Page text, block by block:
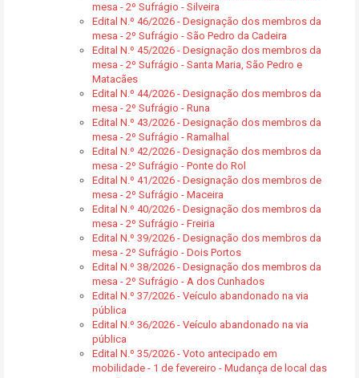
mesa - 2º Sufrágio - Silveira
Edital N.º 46/2026 - Designação dos membros da
mesa - 2º Sufrágio - São Pedro da Cadeira
Edital N.º 45/2026 - Designação dos membros da
mesa - 2º Sufrágio - Santa Maria, São Pedro e
Matacães
Edital N.º 44/2026 - Designação dos membros da
mesa - 2º Sufrágio - Runa
Edital N.º 43/2026 - Designação dos membros da
mesa - 2º Sufrágio - Ramalhal
Edital N.º 42/2026 - Designação dos membros da
mesa - 2º Sufrágio - Ponte do Rol
Edital N.º 41/2026 - Designação dos membros de
mesa - 2º Sufrágio - Maceira
Edital N.º 40/2026 - Designação dos membros da
mesa - 2º Sufrágio - Freiria
Edital N.º 39/2026 - Designação dos membros da
mesa - 2º Sufrágio - Dois Portos
Edital N.º 38/2026 - Designação dos membros da
mesa - 2º Sufrágio - A dos Cunhados
Edital N.º 37/2026 - Veículo abandonado na via
pública
Edital N.º 36/2026 - Veículo abandonado na via
pública
Edital N.º 35/2026 - Voto antecipado em
mobilidade - 1 de fevereiro - Mudança de local das